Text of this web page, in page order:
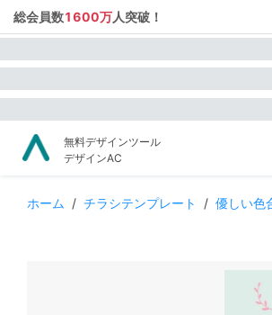
総会員数1600万人突破！
無料デザインツール
デザインAC
ホーム / チラシテンプレート / 優しい色